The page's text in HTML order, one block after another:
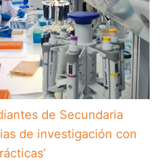
de Secundaria
de investigación con